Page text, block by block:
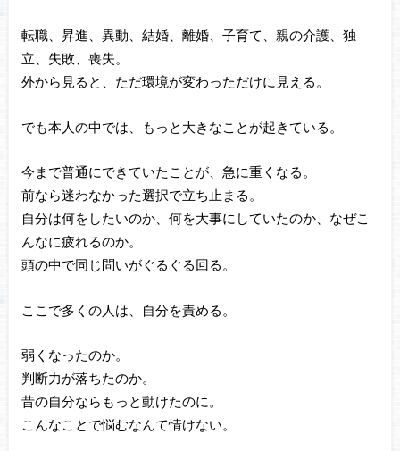
転職、昇進、異動、結婚、離婚、子育て、親の介護、独
立、失敗、喪失。
外から見ると、ただ環境が変わっただけに見える。
でも本人の中では、もっと大きなことが起きている。
今まで普通にできていたことが、急に重くなる。
前なら迷わなかった選択で立ち止まる。
自分は何をしたいのか、何を大事にしていたのか、なぜこ
んなに疲れるのか。
頭の中で同じ問いがぐるぐる回る。
ここで多くの人は、自分を責める。
弱くなったのか。
判断力が落ちたのか。
昔の自分ならもっと動けたのに。
こんなことで悩むなんて情けない。